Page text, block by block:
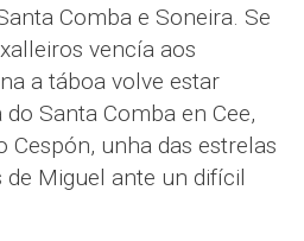
Comba e Soneira. Se
vencía aos
a táboa volve estar
Santa Comba en Cee,
Cespón, unha das estrelas
de Miguel ante un difícil